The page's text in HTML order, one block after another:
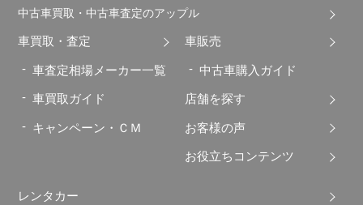
中古車買取・中古車査定のアップル
車買取・査定
車査定相場メーカー一覧
車買取ガイド
キャンペーン・ＣＭ
車販売
中古車購入ガイド
店舗を探す
お客様の声
お役立ちコンテンツ
レンタカー